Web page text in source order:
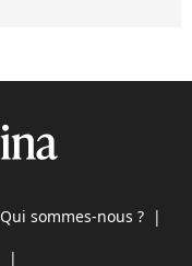
Qui sommes-nous ? |
|